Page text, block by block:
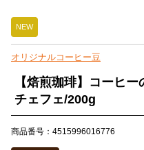
NEW
オリジナルコーヒー豆
【焙煎珈琲】コーヒ
チェフェ/200g
商品番号：4515996016776